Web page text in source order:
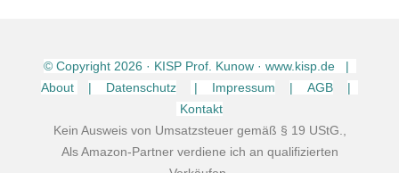
© Copyright 2026 · KISP Prof. Kunow · www.kisp.de |
About
| Datenschutz | Impressum | AGB
|
Kontakt
Kein Ausweis von Umsatzsteuer gemäß § 19 UStG.,
Als Amazon-Partner verdiene ich an qualifizierten